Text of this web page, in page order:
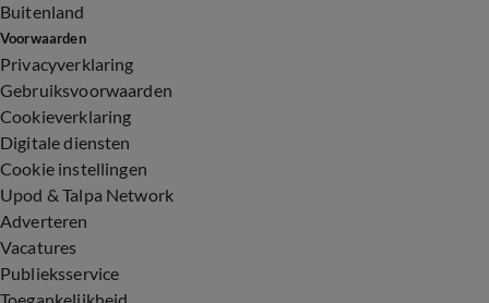
Buitenland
Voorwaarden
Privacyverklaring
Gebruiksvoorwaarden
Cookieverklaring
Digitale diensten
Cookie instellingen
Upod & Talpa Network
Adverteren
Vacatures
Publieksservice